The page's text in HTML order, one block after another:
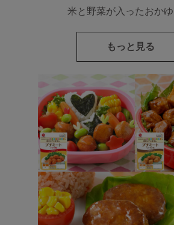
米と野菜が入ったおかゆ
もっと見る